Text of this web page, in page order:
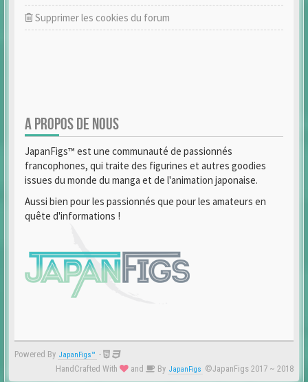
Supprimer les cookies du forum
A PROPOS DE NOUS
JapanFigs™ est une communauté de passionnés
francophones, qui traite des figurines et autres goodies
issues du monde du manga et de l'animation japonaise.
Aussi bien pour les passionnés que pour les amateurs en
quête d'informations !
Powered By JapanFigs™ -
HandCrafted With
and By JapanFigs ©JapanFigs 2017 ~ 2018